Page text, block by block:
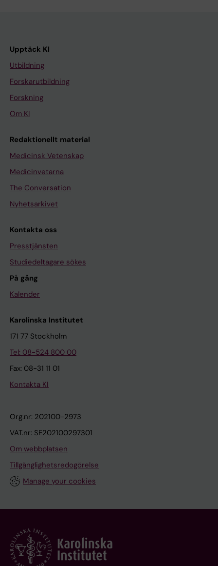
Upptäck KI
Utbildning
Forskarutbildning
Forskning
Om KI
Redaktionellt material
Medicinsk Vetenskap
Medicinvetarna
The Conversation
Nyhetsarkivet
Kontakta oss
Presstjänsten
Studiedeltagare sökes
På gång
Kalender
Karolinska Institutet
171 77 Stockholm
Tel: 08-524 800 00
Fax: 08-31 11 01
Kontakta KI
Org.nr: 202100-2973
VAT.nr: SE202100297301
Om webbplatsen
Tillgänglighetsredogörelse
Manage your cookies